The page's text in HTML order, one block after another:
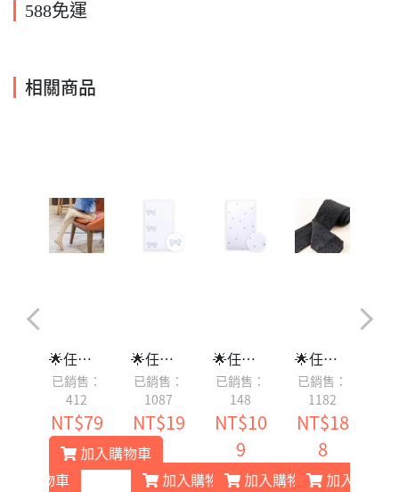
588免運
相關商品
入購物車
🌟任選2雙8折🌟 奶油起士豹（0-5歲）
已銷售：
412
NT$79
加入購物車
🌟任選2雙8折🌟 側邊大蝴蝶結（0-2歲, 3-12歲）
已銷售：
1087
NT$19
加入購物車
🌟任選2雙8折🌟 銀河小泡泡（0-1歲）
已銷售：
148
NT$10
9
加入購物車
🌟任選2雙8折🌟 閃耀黑 (0-2歲, 3-7歲, 10-12歲) - 3歲以下止滑
已銷售：
1182
NT$18
8
加入購物車